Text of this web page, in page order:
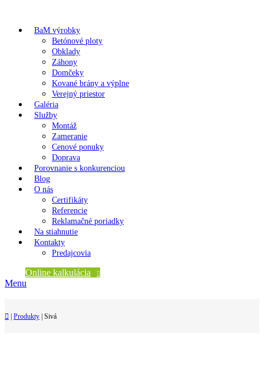
BaM výrobky
Betónové ploty
Obklady
Záhony
Domčeky
Kované brány a výplne
Verejný priestor
Galéria
Služby
Montáž
Zameranie
Cenové ponuky
Doprava
Porovnanie s konkurenciou
Blog
O nás
Certifikáty
Referencie
Reklamačné poriadky
Na stiahnutie
Kontakty
Predajcovia
Online kalkulácia
Menu
Produkty Sivá